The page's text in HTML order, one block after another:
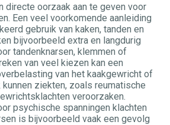
directe oorzaak aan te geven voor
Een veel voorkomende aanleiding
gebruik van kaken, tanden en
bijvoorbeeld extra en langdurig
tandenknarsen, klemmen of
van veel kiezen kan een
van het kaakgewricht of
ziekten, zoals reumatische
veroorzaken.
psychische spanningen klachten
is bijvoorbeeld vaak een gevolg